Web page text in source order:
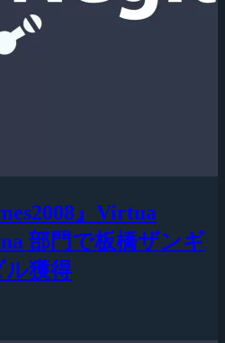
』Virtua
部門で板橋ザンギ
ル獲得